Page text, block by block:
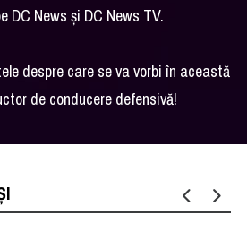
DC News şi DC News TV.
despre care se va vorbi în această
de conducere defensivă!